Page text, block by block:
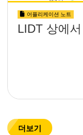
어플리케이션 노트
LIDT 상에
더보기